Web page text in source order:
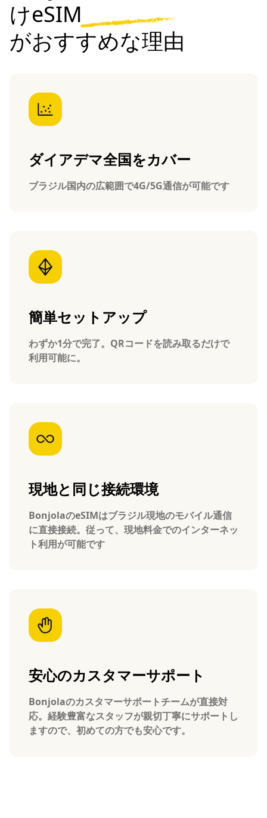
けeSIM
がおすすめな理由
ダイアデマ全国をカバー
ブラジル国内の広範囲で4G/5G通信が可能です
簡単セットアップ
わずか1分で完了。QRコードを読み取るだけで
利用可能に。
現地と同じ接続環境
BonjolaのeSIMはブラジル現地のモバイル通信
に直接接続。従って、現地料金でのインターネッ
ト利用が可能です
安心のカスタマーサポート
Bonjolaのカスタマーサポートチームが直接対
応。経験豊富なスタッフが親切丁寧にサポートし
ますので、初めての方でも安心です。